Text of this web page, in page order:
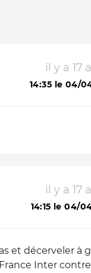
il y a 17
14:35 le 04/
il y a 17
14:15 le 04/
et décerveler à
Inter